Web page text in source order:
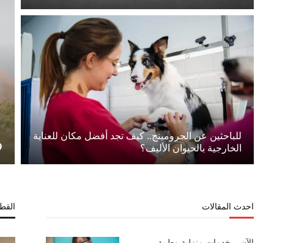
للباحثين عن الجرومينج.. كيف تجد أفضل مكان للعناية
الخارجية بالحيوان الأليف؟
احدث المقالات